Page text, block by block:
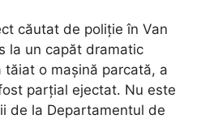
căutat de poliție în Van
la un capăt dramatic
o mașină parcată, a
parțial ejectat. Nu este
de la Departamentul de